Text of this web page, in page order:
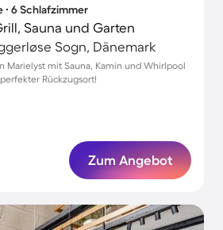
∙ 6 Schlafzimmer
Sauna und Garten
Sogn, Dänemark
Marielyst mit Sauna, Kamin und Whirlpool
Rückzugsort!
Zum Angebot